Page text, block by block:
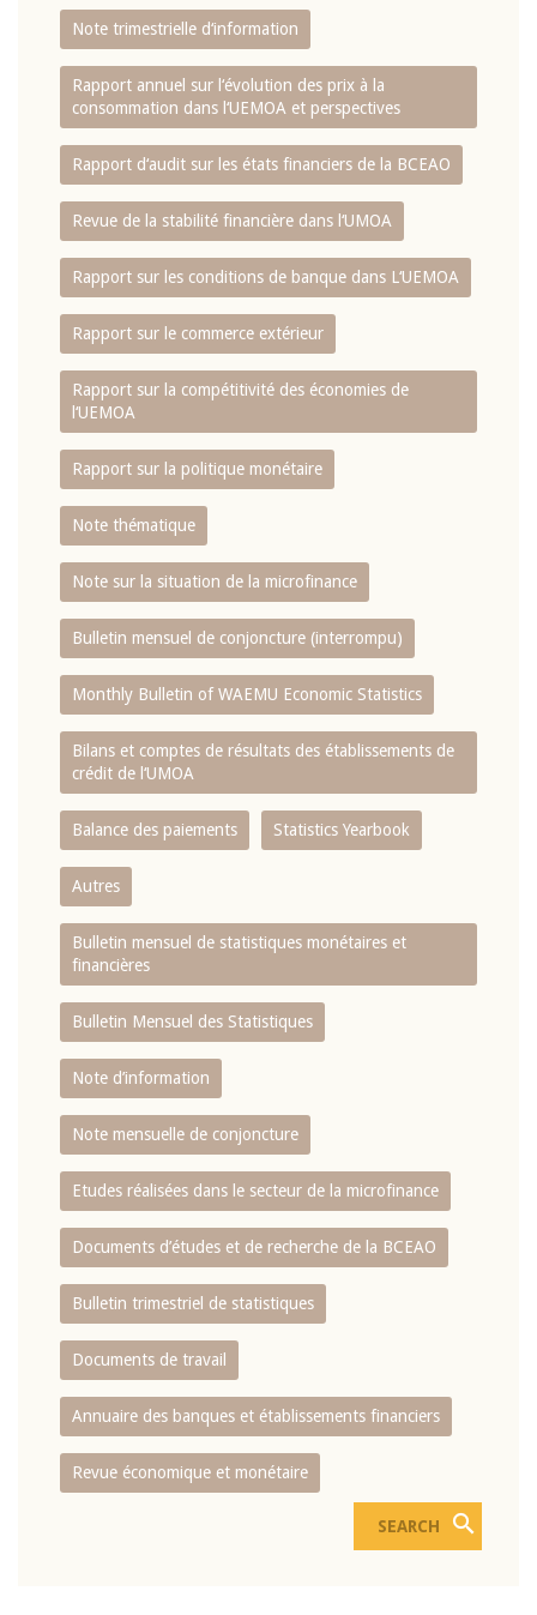
Note trimestrielle d‘information
Rapport annuel sur l‘évolution des prix à la
consommation dans l‘UEMOA et perspectives
Rapport d‘audit sur les états financiers de la BCEAO
Revue de la stabilité financière dans l‘UMOA
Rapport sur les conditions de banque dans L‘UEMOA
Rapport sur le commerce extérieur
Rapport sur la compétitivité des économies de
l‘UEMOA
Rapport sur la politique monétaire
Note thématique
Note sur la situation de la microfinance
Bulletin mensuel de conjoncture (interrompu)
Monthly Bulletin of WAEMU Economic Statistics
Bilans et comptes de résultats des établissements de
crédit de l‘UMOA
Balance des paiements Statistics Yearbook
Autres
Bulletin mensuel de statistiques monétaires et
financières
Bulletin Mensuel des Statistiques
Note d’information
Note mensuelle de conjoncture
Etudes réalisées dans le secteur de la microfinance
Documents d’études et de recherche de la BCEAO
Bulletin trimestriel de statistiques
Documents de travail
Annuaire des banques et établissements financiers
Revue économique et monétaire